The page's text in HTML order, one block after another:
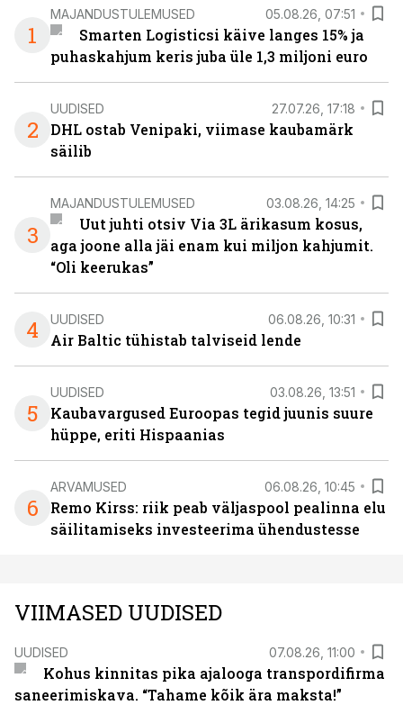
1
MAJANDUSTULEMUSED 05.08.26, 07:51
Smarten Logisticsi käive langes 15% ja
puhaskahjum keris juba üle 1,3 miljoni euro
2
UUDISED 27.07.26, 17:18
DHL ostab Venipaki, viimase kaubamärk
säilib
3
MAJANDUSTULEMUSED 03.08.26, 14:25
Uut juhti otsiv Via 3L ärikasum kosus,
aga joone alla jäi enam kui miljon kahjumit.
“Oli keerukas”
4 UUDISED 06.08.26, 10:31
Air Baltic tühistab talviseid lende
5
UUDISED 03.08.26, 13:51
Kaubavargused Euroopas tegid juunis suure
hüppe, eriti Hispaanias
6
ARVAMUSED 06.08.26, 10:45
Remo Kirss: riik peab väljaspool pealinna elu
säilitamiseks investeerima ühendustesse
VIIMASED UUDISED
UUDISED 07.08.26, 11:00
Kohus kinnitas pika ajalooga transpordifirma
saneerimiskava. “Tahame kõik ära maksta!”